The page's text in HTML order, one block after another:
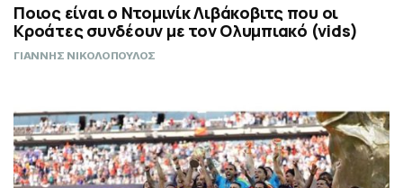
Ποιος είναι ο Ντομινίκ Λιβάκοβιτς που οι
Κροάτες συνδέουν με τον Ολυμπιακό (vids)
ΓΙΑΝΝΗΣ ΝΙΚΟΛΟΠΟΥΛΟΣ